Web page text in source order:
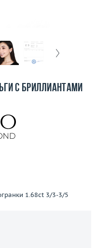
с бриллиантами
1.68ct 3/3-3/5